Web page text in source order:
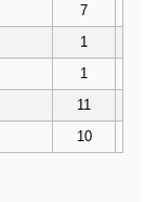
7
1
1
11
10